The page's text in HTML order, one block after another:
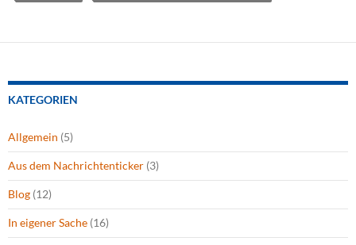
KATEGORIEN
Allgemein (5)
Aus dem Nachrichtenticker (3)
Blog (12)
In eigener Sache (16)